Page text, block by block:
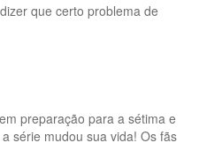
que certo problema de
preparação para a sétima e
série mudou sua vida! Os fãs